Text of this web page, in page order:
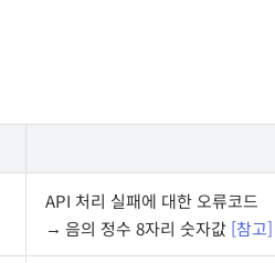
API 처리 실패에 대한 오류코드
음의 정수 8자리 숫자값 [참고